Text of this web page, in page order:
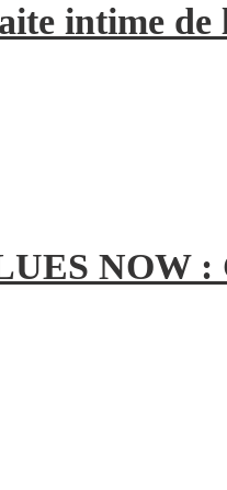
intime de
NOW :